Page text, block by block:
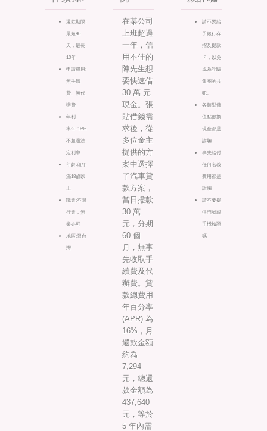
還款期限:
最短90
天，最長
10年
申請費用:
無手續
費、無代
辦費
年利
率:2~16%
不超過法
定利率
年齡:須年
滿18歲以
上
職業:不限
行業，無
業亦可
地區:限台
灣
在某公司
上班超過
一年，信
用不佳的
陳先生想
要快速借
30 萬 元
現金。張
貼借錢需
求後，從
多位金主
提供的方
案中選擇
了汽車貸
款方案，
當日撥款
30 萬
元，分期
60 個
月，無事
先收取手
續費及代
辦費。貸
款總費用
年百分率
(APR) 為
16%，月
還款金額
約為
7,294
元，總還
款金額為
437,640
元，等於
5 年內需
請不要給
予銀行存
摺及提款
卡，以免
成為詐騙
集團的共
犯。
各類型儲
值點數換
現金都是
詐騙
事先給付
任何名義
費用都是
詐騙
請不要提
供門號或
手機驗證
碼